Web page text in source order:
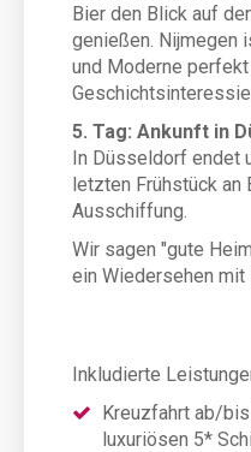
Bier den Blick auf
genießen. Nijmegen
und Moderne
5. Tag: Ankunft in
In Düsseldorf endet
letzten Frühstück an
Ausschiffung.
Wir sagen "gute
ein Wiedersehen mit
Inkludierte
Kreuzfahrt ab/
luxuriösen 5*